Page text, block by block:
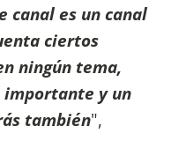
canal es un canal
ciertos
ningún tema,
importante y un
también",